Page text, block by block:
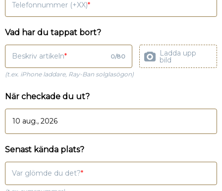
Telefonnummer (+XX)
Vad har du tappat bort?
Beskriv artikeln 0/80 Ladda upp
bild
(t.ex. iPhone laddare, Ray-Ban solglasögon)
När checkade du ut?
Senast kända plats?
Var glömde du det?